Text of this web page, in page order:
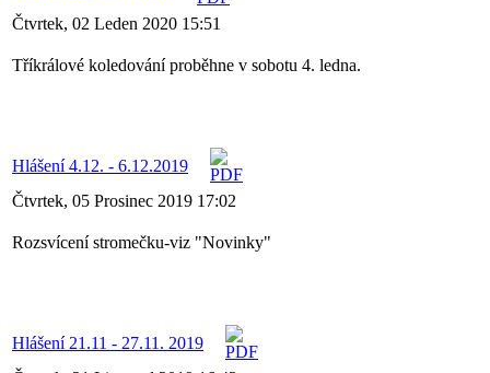
Čtvrtek, 02 Leden 2020 15:51
Tříkrálové koledování proběhne v sobotu 4. ledna.
Hlášení 4.12. - 6.12.2019
Čtvrtek, 05 Prosinec 2019 17:02
Rozsvícení stromečku-viz "Novinky"
Hlášení 21.11 - 27.11. 2019